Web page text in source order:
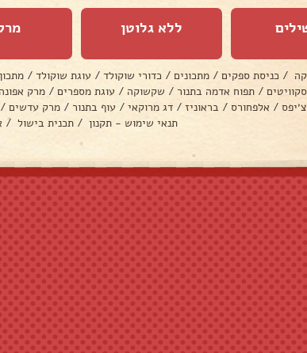
ללא גלוטן
/ כניסת ספקים / מתכונים / כדורי שוקולד / עוגת שוקולד /
/ תפוח אדמה בתנור / שקשוקה / עוגת מספרים / מרק אפונה
/ אלפחורס / בראוניז / דג מרוקאי / עוף בתנור / מרק עדשים /
תנאי שימוש - תקנון / תכנית בישול /